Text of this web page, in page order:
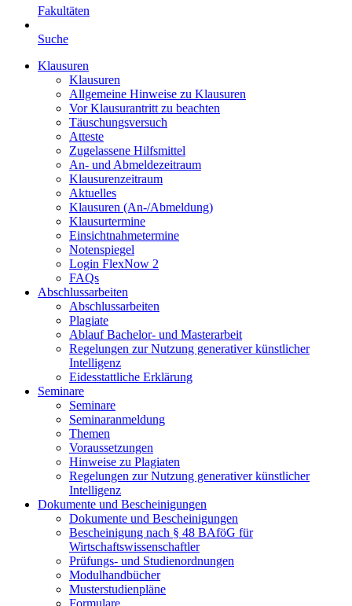
Fakultäten
Suche
Klausuren
Klausuren
Allgemeine Hinweise zu Klausuren
Vor Klausurantritt zu beachten
Täuschungsversuch
Atteste
Zugelassene Hilfsmittel
An- und Abmeldezeitraum
Klausurenzeitraum
Aktuelles
Klausuren (An-/Abmeldung)
Klausurtermine
Einsichtnahmetermine
Notenspiegel
Login FlexNow 2
FAQs
Abschlussarbeiten
Abschlussarbeiten
Plagiate
Ablauf Bachelor- und Masterarbeit
Regelungen zur Nutzung generativer künstlicher
Intelligenz
Eidesstattliche Erklärung
Seminare
Seminare
Seminaranmeldung
Themen
Voraussetzungen
Hinweise zu Plagiaten
Regelungen zur Nutzung generativer künstlicher
Intelligenz
Dokumente und Bescheinigungen
Dokumente und Bescheinigungen
Bescheinigung nach § 48 BAföG für
Wirtschaftswissenschaftler
Prüfungs- und Studienordnungen
Modulhandbücher
Musterstudienpläne
Formulare